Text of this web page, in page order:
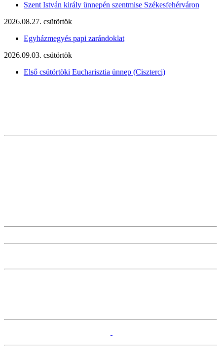
Szent István király ünnepén szentmise Székesfehérváron
2026.08.27. csütörtök
Egyházmegyés papi zarándoklat
2026.09.03. csütörtök
Első csütörtöki Eucharisztia ünnep (Ciszterci)